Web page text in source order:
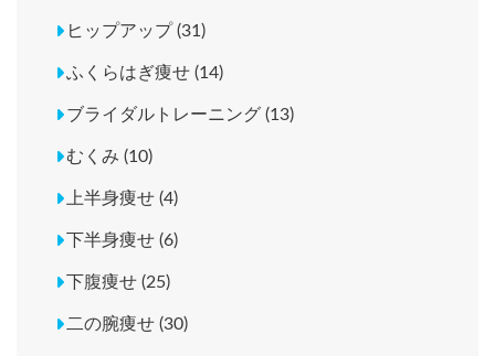
ヒップアップ (31)
ふくらはぎ痩せ (14)
ブライダルトレーニング (13)
むくみ (10)
上半身痩せ (4)
下半身痩せ (6)
下腹痩せ (25)
二の腕痩せ (30)